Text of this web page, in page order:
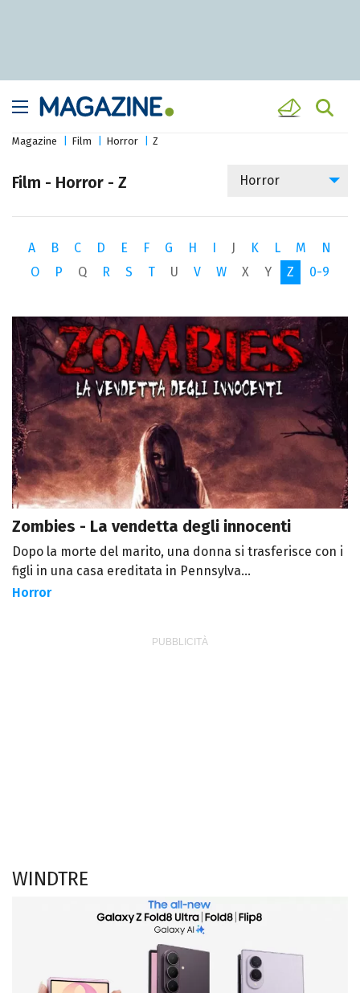
Magazine Film Horror Z
Film - Horror - Z Horror
A B C D E F G H J K L M
N
O
P Q R S T U V W X Y Z 0-9
Zombies - La vendetta degli innocenti
Dopo la morte del marito, una donna si trasferisce con i
figli in una casa ereditata in Pennsylva...
Horror
WINDTRE